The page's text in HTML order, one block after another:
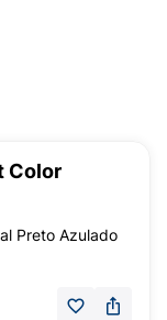
Color
Preto Azulado